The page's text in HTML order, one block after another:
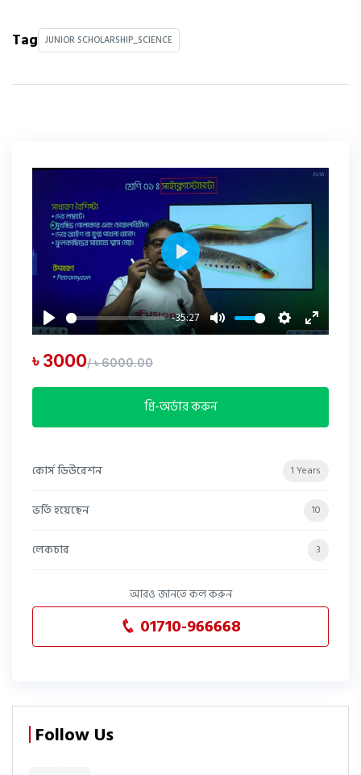
Tag JUNIOR SCHOLARSHIP_SCIENCE
Play
-35:27
Mute Settings
Enter
Play
৳ 3000/ ৳ 6000.00
প্রি-অর্ডার করুন
কোর্স ডিউরেশন 1 Years
ভর্তি হয়েছেন 10
লেকচার 3
আরও জানতে কল করুন
01710-966668
Follow Us